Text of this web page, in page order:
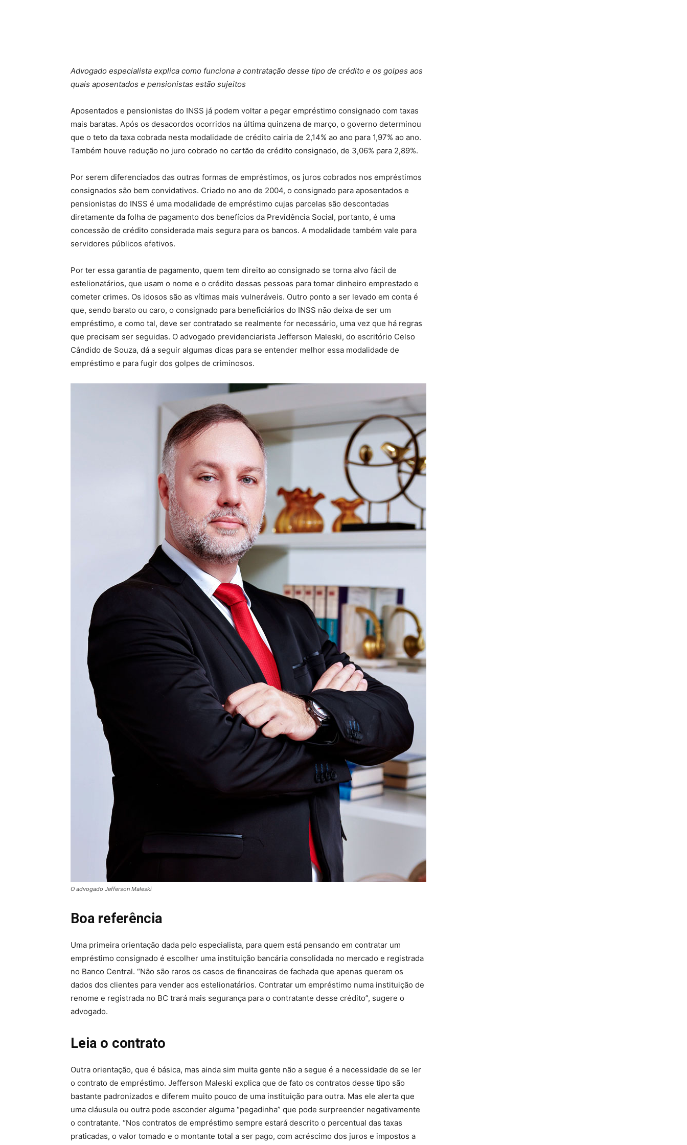
Advogado especialista explica como funciona a contratação desse tipo de crédito e os golpes aos
quais aposentados e pensionistas estão sujeitos
Aposentados e pensionistas do INSS já podem voltar a pegar empréstimo consignado com taxas
mais baratas. Após os desacordos ocorridos na última quinzena de março, o governo determinou
que o teto da taxa cobrada nesta modalidade de crédito cairia de 2,14% ao ano para 1,97% ao ano.
Também houve redução no juro cobrado no cartão de crédito consignado, de 3,06% para 2,89%.
Por serem diferenciados das outras formas de empréstimos, os juros cobrados nos empréstimos
consignados são bem convidativos. Criado no ano de 2004, o consignado para aposentados e
pensionistas do INSS é uma modalidade de empréstimo cujas parcelas são descontadas
diretamente da folha de pagamento dos benefícios da Previdência Social, portanto, é uma
concessão de crédito considerada mais segura para os bancos. A modalidade também vale para
servidores públicos efetivos.
Por ter essa garantia de pagamento, quem tem direito ao consignado se torna alvo fácil de
estelionatários, que usam o nome e o crédito dessas pessoas para tomar dinheiro emprestado e
cometer crimes. Os idosos são as vítimas mais vulneráveis. Outro ponto a ser levado em conta é
que, sendo barato ou caro, o consignado para beneficiários do INSS não deixa de ser um
empréstimo, e como tal, deve ser contratado se realmente for necessário, uma vez que há regras
que precisam ser seguidas. O advogado previdenciarista Jefferson Maleski, do escritório Celso
Cândido de Souza, dá a seguir algumas dicas para se entender melhor essa modalidade de
empréstimo e para fugir dos golpes de criminosos.
O advogado Jefferson Maleski
Boa referência
Uma primeira orientação dada pelo especialista, para quem está pensando em contratar um
empréstimo consignado é escolher uma instituição bancária consolidada no mercado e registrada
no Banco Central. “Não são raros os casos de financeiras de fachada que apenas querem os
dados dos clientes para vender aos estelionatários. Contratar um empréstimo numa instituição de
renome e registrada no BC trará mais segurança para o contratante desse crédito”, sugere o
advogado.
Leia o contrato
Outra orientação, que é básica, mas ainda sim muita gente não a segue é a necessidade de se ler
o contrato de empréstimo. Jefferson Maleski explica que de fato os contratos desse tipo são
bastante padronizados e diferem muito pouco de uma instituição para outra. Mas ele alerta que
uma cláusula ou outra pode esconder alguma “pegadinha” que pode surpreender negativamente
o contratante. “Nos contratos de empréstimo sempre estará descrito o percentual das taxas
praticadas, o valor tomado e o montante total a ser pago, com acréscimo dos juros e impostos a